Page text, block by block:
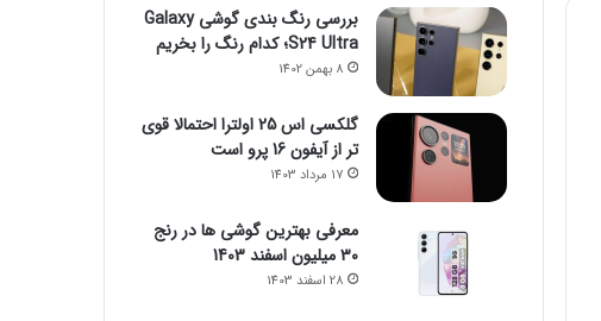
بررسی رنگ بندی گوشی Galaxy
S24 Ultra؛ کدام رنگ را بخریم
8 بهمن 1402
گلکسی اس 25 اولترا احتمالا قوی
تر از آیفون 16 پرو است
17 مرداد 1403
معرفی بهترین گوشی ها در رنج
۳۰ میلیون اسفند 1403
28 اسفند 1403